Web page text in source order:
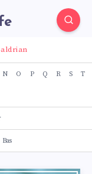
N O P Q R S T
Bas